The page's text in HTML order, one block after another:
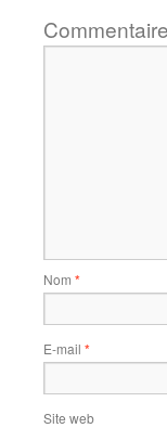
Commentaire
Nom *
E-mail *
Site web